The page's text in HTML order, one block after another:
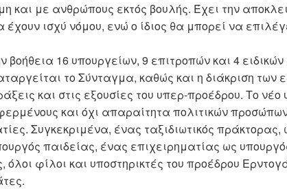
και με ανθρώπους εκτός βουλής. Έχει την
ισχύ νόμου, ενώ ο ίδιος θα μπορεί να
βοήθεια 16 υπουργείων, 9 επιτροπών και 4
το Σύνταγμα, καθώς και η διάκριση των
και στις εξουσίες του υπερ-προέδρου. Το νέο
και όχι απαραίτητα πολιτικών
Συγκεκριμένα, ένας ταξιδιωτικός
παιδείας, ένας επιχειρηματίας ως
όλοι φίλοι και υποστηρικτές του προέδρου